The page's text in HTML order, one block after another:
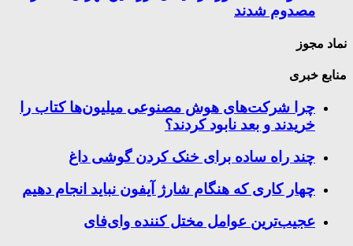
مصدوم شدند
نماد مجوز
منابع خبری
چرا شرکت‌های هوش مصنوعی میلیون‌ها کتاب را
خریدند و بعد نابود کردند؟
چند راه‌ ساده برای خنک کردن گوشی داغ
چهار کاری که هنگام شارژ آیفون نباید انجام دهیم
عجیب‌ترین عوامل مختل کننده وای‌فای